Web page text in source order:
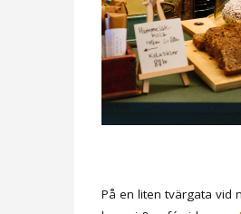
På en liten tvärgata vid